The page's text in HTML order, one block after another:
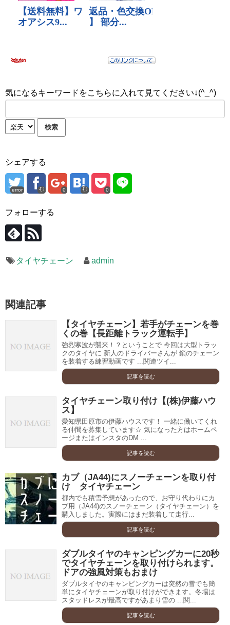
気になるキーワードをこちらに入れて見てください↓(^_^)
シェアする
error 0 0
フォローする
タイヤチェーン admin
関連記事
【タイヤチェーン】若手がチェーンを巻
くの巻【長距離トラック運転手】
強烈寒波が襲来！？ということで 今回は大型トラッ
クのタイヤに 新人のドライバーさんが 鎖のチェーン
を装着する練習動画です ...関連ツイ...
記事を読む
タイヤチェーン取り付け【(株)伊藤ハウ
ス】
愛知県田原市の伊藤ハウスです！ 一緒に働いてくれ
る仲間を募集しています☆ 気になった方はホームペ
ージまたはインスタのDM ...
記事を読む
カブ（JA44)にスノーチェーンを取り付
け タイヤチェーン
都内でも積雪予想があったので、お守り代わりにカ
ブ用（JA44)のスノーチェーン（タイヤチェーン）を
購入しました。実際にはまだ装着して走行...
記事を読む
ダブルタイヤのキャンピングカーに20秒
でタイヤチェーンを取り付けられます。
ドアの強風対策もおまけ
ダブルタイヤのキャンピングカーは突然の雪でも簡
単にタイヤチェーンが取り付けができます。冬場は
スタッドレスが最高ですがあまり雪の ...関...
記事を読む